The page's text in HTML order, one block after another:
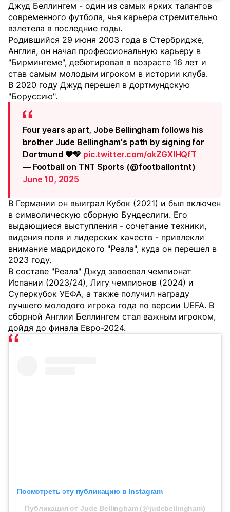
Джуд Беллингем - один из самых ярких талантов
современного футбола, чья карьера стремительно
взлетела в последние годы.
Родившийся 29 июня 2003 года в Стербридже,
Англия, он начал профессиональную карьеру в
"Бирмингеме", дебютировав в возрасте 16 лет и
став самым молодым игроком в истории клуба.
В 2020 году Джуд перешел в дортмундскую
"Боруссию".
Four years apart, Jobe Bellingham follows his
brother Jude Bellingham's path by signing for
Dortmund 🖤💛 pic.twitter.com/okZGXlHQfT
— Football on TNT Sports (@footballontnt)
June 10, 2025
В Германии он выиграл Кубок (2021) и был включен
в символическую сборную Бундеслиги. Его
выдающиеся выступления - сочетание техники,
видения поля и лидерских качеств - привлекли
внимание мадридского "Реала", куда он перешел в
2023 году.
В составе "Реала" Джуд завоевал чемпионат
Испании (2023/24), Лигу чемпионов (2024) и
Суперкубок УЕФА, а также получил награду
лучшего молодого игрока года по версии UEFA. В
сборной Англии Беллингем стал важным игроком,
дойдя до финала Евро-2024.
Посмотреть эту публикацию в Instagram
Публикация от Jude Bellingham (@judebellingham)